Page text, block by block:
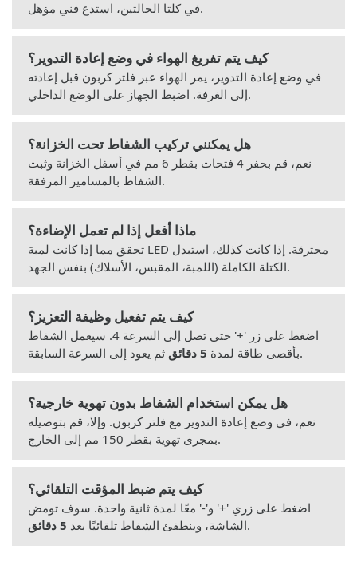
في كلتا الحالتين، استدع فني مؤهل.
كيف يتم تفريغ الهواء في وضع إعادة التدوير؟
في وضع إعادة التدوير، يمر الهواء عبر فلتر كربون قبل إعادته
إلى الغرفة. اضبط الجهاز على الوضع الداخلي.
هل يمكنني تركيب الشفاط تحت الخزانة؟
نعم، قم بحفر 4 فتحات بقطر 6 مم في أسفل الخزانة وثبت
الشفاط بالمسامير المرفقة.
ماذا أفعل إذا لم تعمل الإضاءة؟
تحقق مما إذا كانت لمبة LED محترقة. إذا كانت كذلك، استبدل
الكتلة الكاملة (اللمبة، المقبس، الأسلاك) بنفس الجهد.
كيف يتم تفعيل وظيفة التعزيز؟
اضغط على زر '+' حتى تصل إلى السرعة 4. سيعمل الشفاط
بأقصى طاقة لمدة 5 دقائق ثم يعود إلى السرعة السابقة.
هل يمكن استخدام الشفاط بدون تهوية خارجية؟
نعم، في وضع إعادة التدوير مع فلتر كربون. وإلا، قم بتوصيله
بمجرى تهوية بقطر 150 مم إلى الخارج.
كيف يتم ضبط المؤقت التلقائي؟
اضغط على زري '+' و'-' معًا لمدة ثانية واحدة. سوف تومض
الشاشة، وينطفئ الشفاط تلقائيًا بعد 5 دقائق .